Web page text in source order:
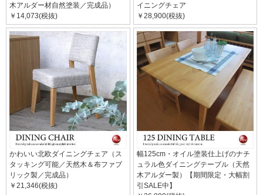
木アルダー材自然塗装／完成品）
￥14,073(税抜)
イニングチェア
￥28,900(税抜)
かわいい北欧ダイニングチェア（ス
タッキング可能／天然木＆布ファブ
リック製／完成品）
￥21,346(税抜)
幅125cm・オイル塗装仕上げのナチ
ュラル色ダイニングテーブル（天然
木アルダー製）【期間限定・大幅割
引SALE中】